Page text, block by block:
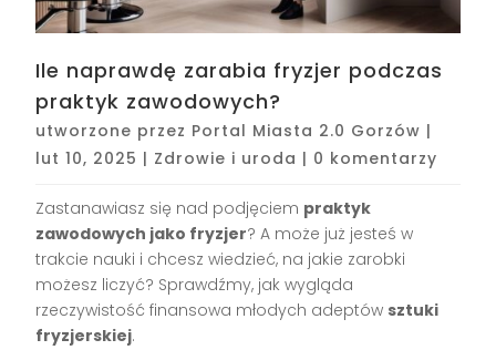
Ile naprawdę zarabia fryzjer podczas
praktyk zawodowych?
utworzone przez Portal Miasta 2.0 Gorzów |
lut 10, 2025 | Zdrowie i uroda | 0 komentarzy
Zastanawiasz się nad podjęciem praktyk
zawodowych jako fryzjer? A może już jesteś w
trakcie nauki i chcesz wiedzieć, na jakie zarobki
możesz liczyć? Sprawdźmy, jak wygląda
rzeczywistość finansowa młodych adeptów sztuki
fryzjerskiej.